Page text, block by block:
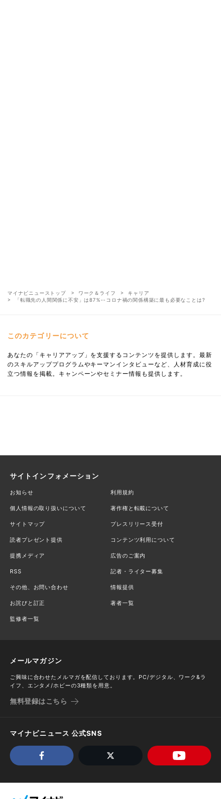
マイナビニューストップ ワーク＆ライフ
キャリア
「転職先の人間関係に不安」は87%--コロナ禍の関係構築に最も必要なことは?
このカテゴリーについて
あなたの「キャリアアップ」を支援するコンテンツを提供します。最新
のスキルアッププログラムやキーマンインタビューなど、人材育成に役
立つ情報を掲載。キャンペーンやセミナー情報も提供します。
サイトインフォメーション
お知らせ 利用規約
個人情報の取り扱いについて 著作権と転載について
サイトマップ プレスリリース受付
読者プレゼント提供 コンテンツ利用について
提携メディア 広告のご案内
RSS 記者・ライター募集
その他、お問い合わせ 情報提供
お詫びと訂正 著者一覧
監修者一覧
メールマガジン
ご興味に合わせたメルマガを配信しております。PC/デジタル、ワーク&ラ
イフ、エンタメ/ホビーの3種類を用意。
無料登録はこちら
マイナビニュース 公式SNS